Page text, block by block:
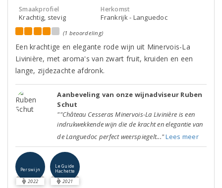
Smaakprofiel
Krachtig, stevig
Herkomst
Frankrijk - Languedoc
(1 beoordeling)
Een krachtige en elegante rode wijn uit Minervois-La
Livinière, met aroma's van zwart fruit, kruiden en een
lange, zijdezachte afdronk.
Aanbeveling van onze wijnadviseur Ruben
Schut
""Château Cesseras Minervois-La Livinière is een
indrukwekkende wijn die de kracht en elegantie van
de Languedoc perfect weerspiegelt..."Lees meer
Perswijn
2022
Le Guide
Hachette
2021